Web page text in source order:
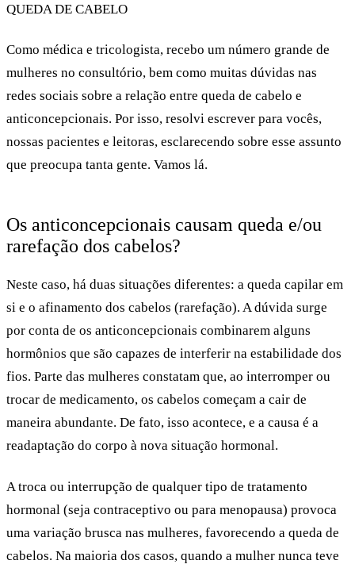
QUEDA DE CABELO
Como médica e tricologista, recebo um número grande de
mulheres no consultório, bem como muitas dúvidas nas
redes sociais sobre a relação entre queda de cabelo e
anticoncepcionais. Por isso, resolvi escrever para vocês,
nossas pacientes e leitoras, esclarecendo sobre esse assunto
que preocupa tanta gente. Vamos lá.
Os anticoncepcionais causam queda e/ou
rarefação dos cabelos?
Neste caso, há duas situações diferentes: a queda capilar em
si e o afinamento dos cabelos (rarefação). A dúvida surge
por conta de os anticoncepcionais combinarem alguns
hormônios que são capazes de interferir na estabilidade dos
fios. Parte das mulheres constatam que, ao interromper ou
trocar de medicamento, os cabelos começam a cair de
maneira abundante. De fato, isso acontece, e a causa é a
readaptação do corpo à nova situação hormonal.
A troca ou interrupção de qualquer tipo de tratamento
hormonal (seja contraceptivo ou para menopausa) provoca
uma variação brusca nas mulheres, favorecendo a queda de
cabelos. Na maioria dos casos, quando a mulher nunca teve